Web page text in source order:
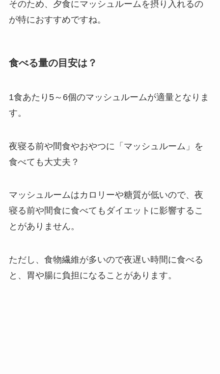
そのため、夕食にマッシュルームを摂り入れるの
が特におすすめですね。
食べる量の目安は？
1食あたり5～6個のマッシュルームが適量となりま
す。
夜寝る前や間食やおやつに「マッシュルーム」を
食べても大丈夫？
マッシュルームはカロリーや糖質が低いので、夜
寝る前や間食に食べてもダイエットに影響するこ
とがありません。
ただし、食物繊維が多いので夜遅い時間に食べる
と、胃や腸に負担になることがあります。